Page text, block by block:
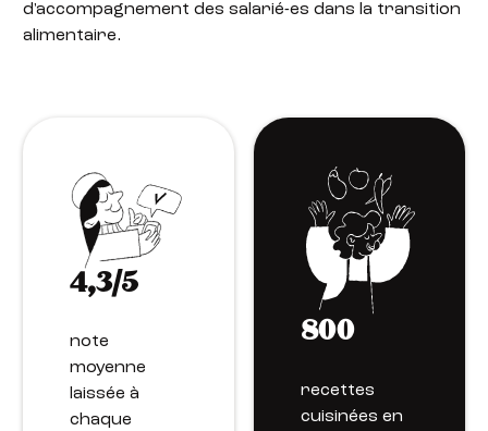
d'accompagnement des salarié-es dans la transition
alimentaire.
4,3/5
note
moyenne
laissée à
chaque
800
recettes
cuisinées en